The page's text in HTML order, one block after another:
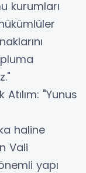
kurumları
"Yunus
haline
Vali
yapı